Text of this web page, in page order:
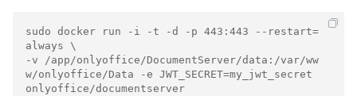
sudo docker run -i -t -d -p 443:443 --restart=
always \
-v /app/onlyoffice/DocumentServer/data:/var/ww
w/onlyoffice/Data -e JWT_SECRET=my_jwt_secret
onlyoffice/documentserver